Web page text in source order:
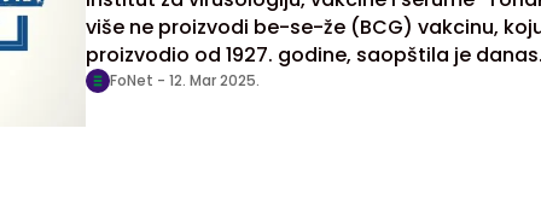
više ne proizvodi be-se-že (BCG) vakcinu,
proizvodio od 1927. godine, saopštila je danas
doktorka farmaceutskih nauka i članica
FoNet - 12. Mar 2025.